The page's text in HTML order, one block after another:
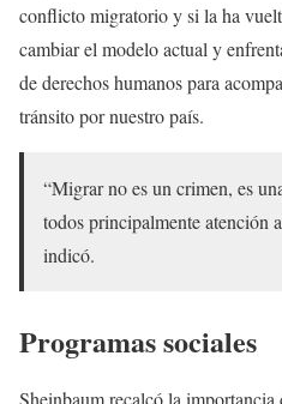
conflicto migratorio y si la ha
cambiar el modelo actual y
de derechos humanos para
tránsito por nuestro país.
“Migrar no es un crimen, es
todos principalmente atención
indicó.
Programas sociales
Sheinbaum recalcó la importancia